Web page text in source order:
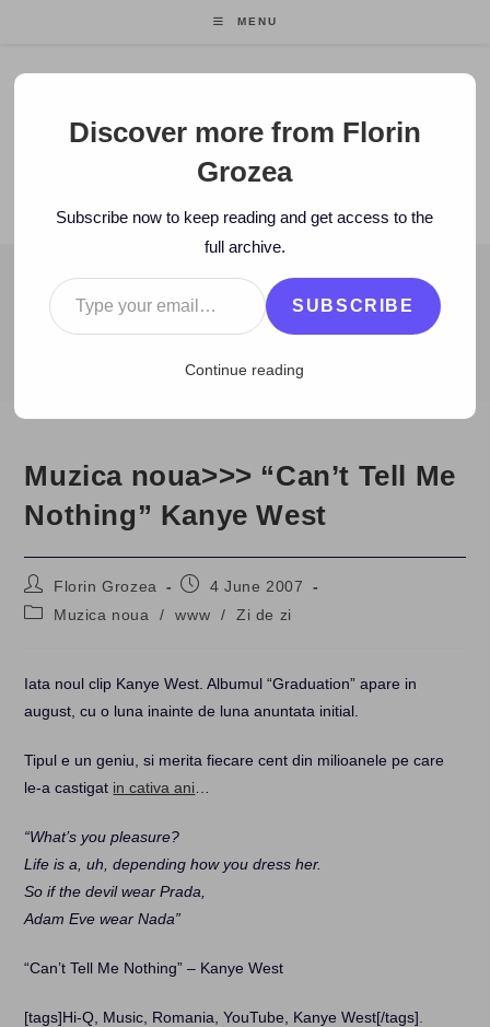
MENU
Florin Grozea
ENTREPRENEUR. FOUNDER/CEO MOCAPP.
BLOG
2007 > June > 4 > Zi de zi Muzica noua>>> “Can’t Tell Me
Muzica noua>>> “Can’t Tell Me
Nothing” Kanye West
Post
author:
Florin Grozea
Post4 June 2007
PostMuzica noua / www / Zi de zi
Iata noul clip Kanye West. Albumul “Graduation” apare in
august, cu o luna inainte de luna anuntata initial.
Tipul e un geniu, si merita fiecare cent din milioanele pe care
le-a castigat in cativa ani
“What’s you pleasure?
Life is a, uh, depending how you dress her.
So if the devil wear Prada,
Adam Eve wear Nada”
“Can’t Tell Me Nothing” – Kanye West
[tags]Hi-Q, Music, Romania, YouTube, Kanye West[/tags]
Discover more from Florin
Grozea
Subscribe now to keep reading and get access to the
full archive.
Type your email…
SUBSCRIBE
Continue reading